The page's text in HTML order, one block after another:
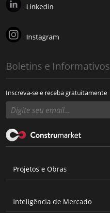
Linkedin
Instagram
Boletins e Informativos
Inscreva-se e receba gratuitamente
Projetos e Obras
Inteligência de Mercado